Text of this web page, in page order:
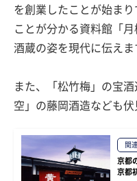
を創業したことが始ま
ことが分かる資料館「
酒蔵の姿を現代に伝えま
また、「松竹梅」の宝
空」の藤岡酒造なども伏
関
京都
京都